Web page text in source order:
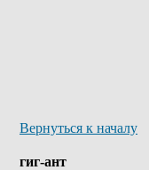
Вернуться к началу
гиг-ант